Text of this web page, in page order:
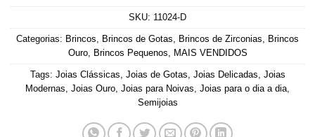
SKU: 11024-D
Categorias: Brincos Brincos de Gotas Brincos de Zirconias
Brincos
Ouro, Brincos Pequenos MAIS VENDIDOS
Tags: Joias Clássicas Joias de Gotas Joias Delicadas Joias
Modernas Joias Ouro Joias para Noivas Joias para o dia a dia
Semijoias